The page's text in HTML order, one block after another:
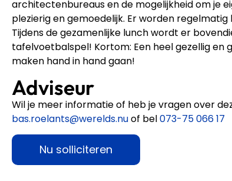
architectenbureaus en de mogelijkheid om je
plezierig en gemoedelijk. Er worden
Tijdens de gezamenlijke lunch wordt er
tafelvoetbalspel! Kortom: Een heel gezellig
maken hand in hand gaan!
Adviseur
Wil je meer informatie of heb je vragen over
bas.roelants@werelds.nuof bel073-75 066 17
Nu solliciteren